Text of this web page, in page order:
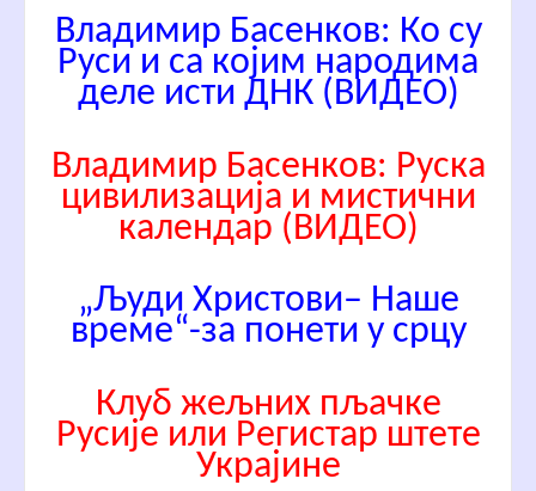
Владимир Басенков: Ко су
Руси и са којим народима
деле исти ДНК (ВИДЕО)
Владимир Басенков: Руска
цивилизација и мистични
календар (ВИДЕО)
„Људи Христови– Наше
време“-за понети у срцу
Клуб жељних пљачке
Русије или Регистар штете
Украјине